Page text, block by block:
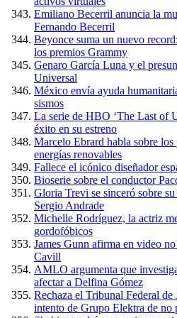
Emiliano Becerril anuncia la
Fernando Becerril
Beyonce suma un nuevo
los premios Grammy
Genaro García Luna y el
Universal
México envía ayuda
sismos
La serie de HBO ‘The Last of
éxito en su estreno
Marcelo Ebrard habla sobre los
energías renovables
Fallece el icónico diseñador
Bioserie sobre el conductor
Gloria Trevi se sinceró sobre
Sergio Andrade
Michelle Rodríguez, la actriz
gordofóbicos
James Gunn afirma en video
Cavill
AMLO argumenta que
afectar a Delfina Gómez
Rechaza el Tribunal Federal
intento de Grupo Elektra de no